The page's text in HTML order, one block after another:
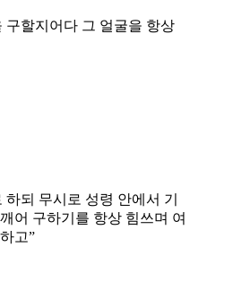
구할지어다 그 얼굴을 항상
되 무시로 성령 안에서 기
어 구하기를 항상 힘쓰며 여
고”